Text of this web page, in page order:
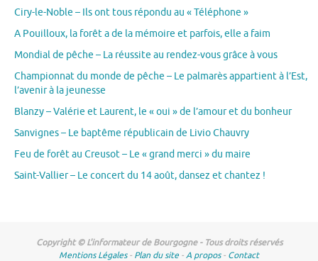
Ciry-le-Noble – Ils ont tous répondu au « Téléphone »
A Pouilloux, la forêt a de la mémoire et parfois, elle a faim
Mondial de pêche – La réussite au rendez-vous grâce à vous
Championnat du monde de pêche – Le palmarès appartient à l’Est,
l’avenir à la jeunesse
Blanzy – Valérie et Laurent, le « oui » de l’amour et du bonheur
Sanvignes – Le baptême républicain de Livio Chauvry
Feu de forêt au Creusot – Le « grand merci » du maire
Saint-Vallier – Le concert du 14 août, dansez et chantez !
Copyright © L'informateur de Bourgogne - Tous droits réservés
Mentions Légales- Plan du site -A propos- Contact